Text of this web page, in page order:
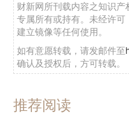
财新网所刊载内容之知识
专属所有或持有。未经许
建立镜像等任何使用。
如有意愿转载，请发邮件至
确认及授权后，方可转载。
推荐阅读